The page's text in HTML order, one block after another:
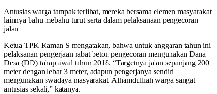
Antusias warga tampak terlihat, mereka bersama elemen masyarakat
lainnya bahu mebahu turut serta dalam pelaksanaan pengecoran
jalan.
Ketua TPK Kaman S mengatakan, bahwa untuk anggaran tahun ini
pelaksanan pengerjaan rabat beton pengecoran mengunakan Dana
Desa (DD) tahap awal tahun 2018. “Targetnya jalan sepanjang 200
meter dengan lebar 3 meter, adapun pengerjanya sendiri
mengunakan swadaya masyarakat. Alhamdulliah warga sangat
antusias sekali,” katanya.